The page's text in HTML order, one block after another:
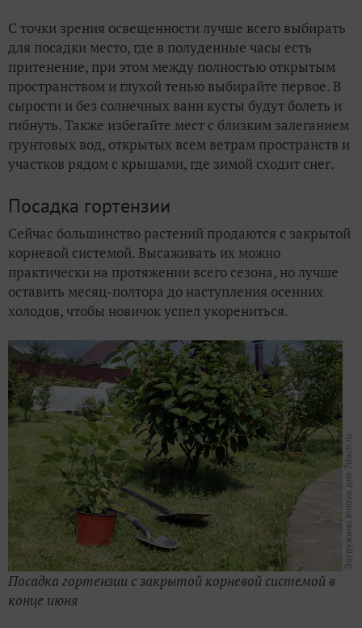
С точки зрения освещенности лучше всего выбирать
для посадки место, где в полуденные часы есть
притенение, при этом между полностью открытым
пространством и глухой тенью выбирайте первое. В
сырости и без солнечных ванн кусты будут болеть и
гибнуть. Также избегайте мест с близким залеганием
грунтовых вод, открытых всем ветрам пространств и
участков рядом с крышами, где зимой сходит снег.
Посадка гортензии
Сейчас большинство растений продаются с закрытой
корневой системой. Высаживать их можно
практически на протяжении всего сезона, но лучше
оставить месяц-полтора до наступления осенних
холодов, чтобы новичок успел укорениться.
Посадка гортензии с закрытой корневой системой в
конце июня